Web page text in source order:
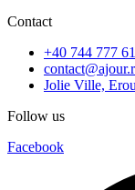
Contact
+40 744 777
Jolie Ville,
Follow us
Facebook